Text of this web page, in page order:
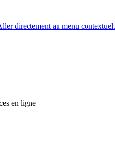
directement au menu contextuel.
en ligne